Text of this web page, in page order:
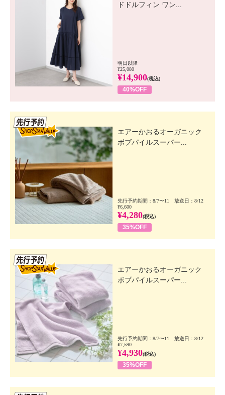
ドドルフィン ワン...
明日以降
¥25,080
¥14,900(税込)
40%OFF
エアーかおるオーガニック
ボブパイルスーパー...
先行予約期間：8/7〜11 放送日：8/12
¥6,600
¥4,280(税込)
35%OFF
エアーかおるオーガニック
ボブパイルスーパー...
先行予約期間：8/7〜11 放送日：8/12
¥7,590
¥4,930(税込)
35%OFF